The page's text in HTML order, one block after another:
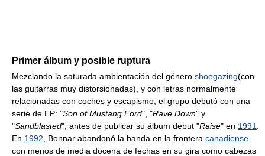
Primer álbum y posible ruptura
Mezclando la saturada ambientación del género shoegazing(con
las guitarras muy distorsionadas), y con letras normalmente
relacionadas con coches y escapismo, el grupo debutó con una
serie de EP: "Son of Mustang Ford", "Rave Down" y
"Sandblasted"; antes de publicar su álbum debut "Raise" en 1991
En 1992 , Bonnar abandonó la banda en la frontera canadiense
con menos de media docena de fechas en su gira como cabezas